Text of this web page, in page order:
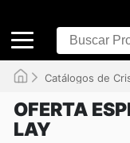
Catálogos de
OFERTA
LAY